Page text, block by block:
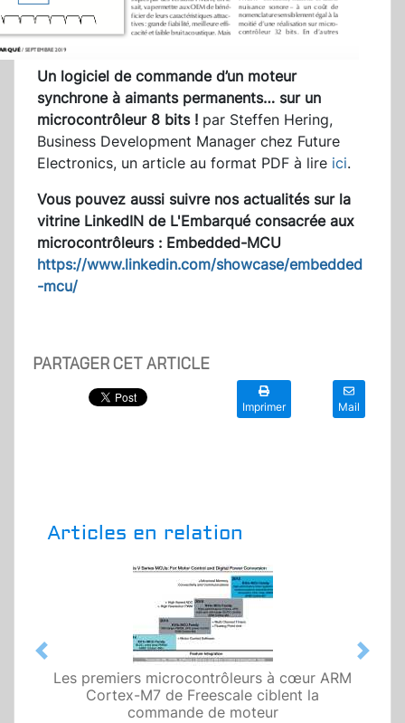
Un logiciel de commande d’un moteur
synchrone à aimants permanents… sur un
microcontrôleur 8 bits ! par Steffen Hering,
Business Development Manager chez Future
Electronics, un article au format PDF à lire ici.
Vous pouvez aussi suivre nos actualités sur la
vitrine LinkedIN de L'Embarqué consacrée aux
microcontrôleurs : Embedded-MCU
https://www.linkedin.com/showcase/embedded
-mcu/
PARTAGER CET ARTICLE
Imprimer Mail
Articles en relation
Les premiers microcontrôleurs à cœur ARM
Cortex-M7 de Freescale ciblent la
commande de moteur
Previous Next